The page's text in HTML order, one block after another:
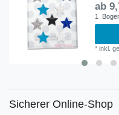
ab
1
*inkl.
Sicherer Online-Shop